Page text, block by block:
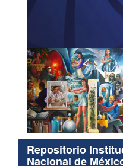
Repositorio
Nacional de